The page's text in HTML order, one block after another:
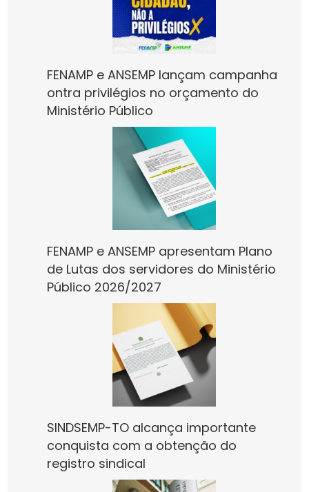
FENAMP e ANSEMP lançam campanha
ontra privilégios no orçamento do
Ministério Público
FENAMP e ANSEMP apresentam Plano
de Lutas dos servidores do Ministério
Público 2026/2027
SINDSEMP-TO alcança importante
conquista com a obtenção do
registro sindical